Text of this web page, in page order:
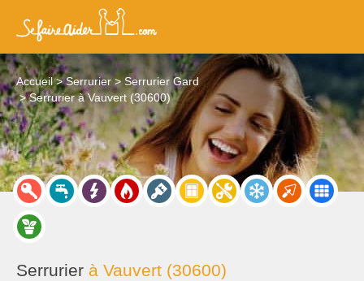
Accueil Serrurier
Serrurier Gard
Serrurier à Vauvert (30600)
Serrurier à Vauvert (30600)